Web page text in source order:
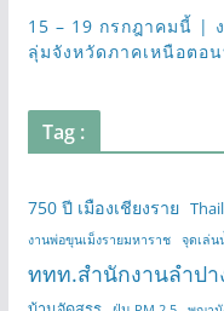
15 – 19 กรกฎาคมนี้ |
ลุ่มจังหวัดภาคเหนือตอ
Tag :
750 ปี เมืองเชียงราย
งานพ่อขุนเม็งรายมหาราช จุดเล่น
ททท.สำนักงานลำปา